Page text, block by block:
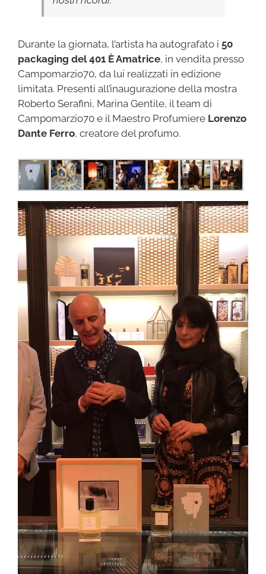
Durante la giornata, l’artista ha autografato i 50
packaging del 401 È Amatrice, in vendita presso
Campomarzio70, da lui realizzati in edizione
limitata. Presenti all’inaugurazione della mostra
Roberto Serafini, Marina Gentile, il team di
Campomarzio70 e il Maestro Profumiere Lorenzo
Dante Ferro, creatore del profumo.